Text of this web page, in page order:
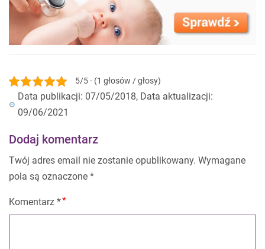
5/5 - (1 głosów / głosy)
Data publikacji: 07/05/2018, Data aktualizacji:
09/06/2021
Dodaj komentarz
Twój adres email nie zostanie opublikowany. Wymagane
pola są oznaczone *
Komentarz *